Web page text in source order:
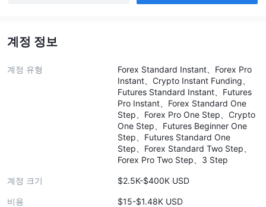
계정 정보
계정 유형
Forex Standard Instant、Forex Pro
Instant、Crypto Instant Funding、
Futures Standard Instant、Futures
Pro Instant、Forex Standard One
Step、Forex Pro One Step、Crypto
One Step、Futures Beginner One
Step、Futures Standard One
Step、Forex Standard Two Step、
Forex Pro Two Step、3 Step
계정 크기 $2.5K-$400K USD
비용 $15-$1.48K USD